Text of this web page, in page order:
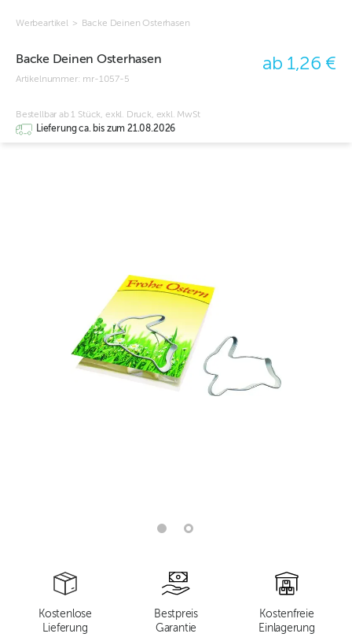
Werbeartikel > Backe Deinen Osterhasen
Backe Deinen Osterhasen
Artikelnummer: mr-1057-5
ab 1,26 €
Bestellbar ab 1 Stück, exkl. Druck, exkl. MwSt
Lieferung ca. bis zum 21.08.2026
Kostenlose
Lieferung
Bestpreis
Garantie
Kostenfreie
Einlagerung